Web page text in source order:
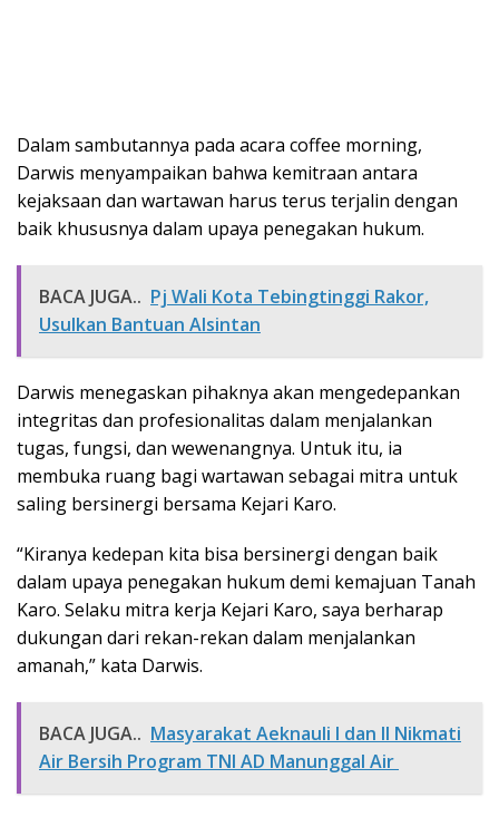
Dalam sambutannya pada acara coffee morning,
Darwis menyampaikan bahwa kemitraan antara
kejaksaan dan wartawan harus terus terjalin dengan
baik khususnya dalam upaya penegakan hukum.
BACA JUGA.. Pj Wali Kota Tebingtinggi Rakor,
Usulkan Bantuan Alsintan
Darwis menegaskan pihaknya akan mengedepankan
integritas dan profesionalitas dalam menjalankan
tugas, fungsi, dan wewenangnya. Untuk itu, ia
membuka ruang bagi wartawan sebagai mitra untuk
saling bersinergi bersama Kejari Karo.
“Kiranya kedepan kita bisa bersinergi dengan baik
dalam upaya penegakan hukum demi kemajuan Tanah
Karo. Selaku mitra kerja Kejari Karo, saya berharap
dukungan dari rekan-rekan dalam menjalankan
amanah,” kata Darwis.
BACA JUGA.. Masyarakat Aeknauli I dan II Nikmati
Air Bersih Program TNI AD Manunggal Air